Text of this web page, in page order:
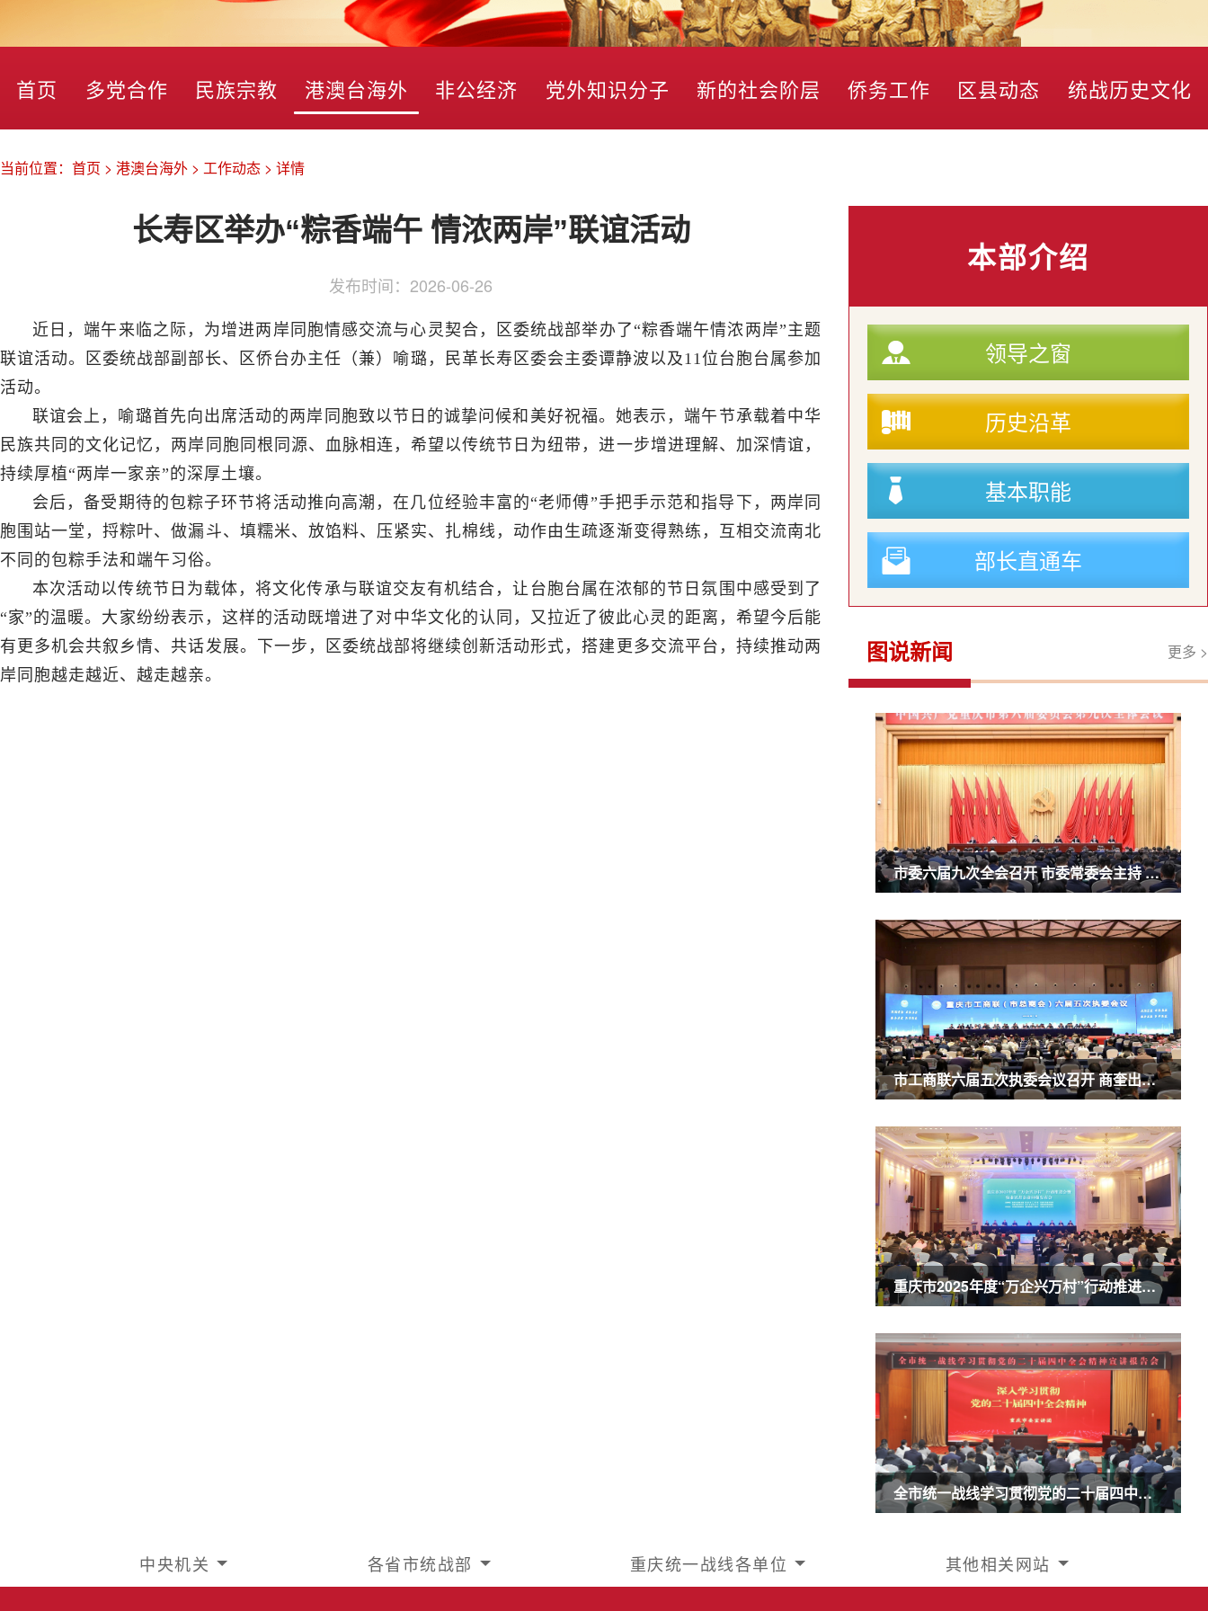
首页 多党合作 民族宗教 港澳台海外 非公经济 党外知识分子 新的社会阶层 侨务工作 区县动态 统战历史文化
当前位置： 首页 > 港澳台海外 > 工作动态 > 详情
长寿区举办“粽香端午 情浓两岸”联谊活动
发布时间： 2026-06-26
近日，端午来临之际，为增进两岸同胞情感交流与心灵契合，区委统战部举办了“粽香端午情浓两岸”主题
联谊活动。区委统战部副部长、区侨台办主任（兼）喻璐，民革长寿区委会主委谭静波以及11位台胞台属参加
活动。
联谊会上，喻璐首先向出席活动的两岸同胞致以节日的诚挚问候和美好祝福。她表示，端午节承载着中华
民族共同的文化记忆，两岸同胞同根同源、血脉相连，希望以传统节日为纽带，进一步增进理解、加深情谊，
持续厚植“两岸一家亲”的深厚土壤。
会后，备受期待的包粽子环节将活动推向高潮，在几位经验丰富的“老师傅”手把手示范和指导下，两岸同
胞围站一堂，捋粽叶、做漏斗、填糯米、放馅料、压紧实、扎棉线，动作由生疏逐渐变得熟练，互相交流南北
不同的包粽手法和端午习俗。
本次活动以传统节日为载体，将文化传承与联谊交友有机结合，让台胞台属在浓郁的节日氛围中感受到了
“家”的温暖。大家纷纷表示，这样的活动既增进了对中华文化的认同，又拉近了彼此心灵的距离，希望今后能
有更多机会共叙乡情、共话发展。下一步，区委统战部将继续创新活动形式，搭建更多交流平台，持续推动两
岸同胞越走越近、越走越亲。
本部介绍
领导之窗
历史沿革
基本职能
部长直通车
图说新闻 更多 >
市委六届九次全会召开 市委常委会主持 市委书记袁家军讲话
市工商联六届五次执委会议召开 商奎出席并讲话
重庆市2025年度“万企兴万村”行动推进会暨农业民营企业50强发布会召开 商奎出席并讲话
全市统一战线学习贯彻党的二十届四中全会精神宣讲报告会召开 商奎作宣讲报告
中央机关 各省市统战部 重庆统一战线各单位 其他相关网站